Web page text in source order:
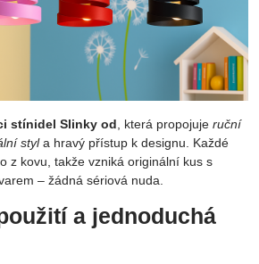
stínidel Slinky od , která propojuje ruční
styla hravý přístup k designu. Každé
z kovu, takže vzniká originální kus s
– žádná sériová nuda.
a jednoduchá